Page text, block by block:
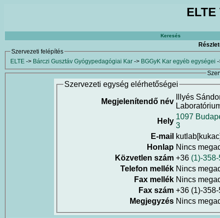
Keresés
Szervezeti felépítés
ELTE -> Bárczi Gusztáv Gyógypedagógiai Kar -> BGGyK Kar egyéb egységei
Szervezeti egység elérhetőségei
Megjelenítendő név
Illyés
Hely
1097
3
E-mail
Honlap Nincs
Közvetlen szám +36 (1)-
Telefon mellék Nincs
Fax mellék Nincs
Fax szám +36 (1)-
Megjegyzés Nincs